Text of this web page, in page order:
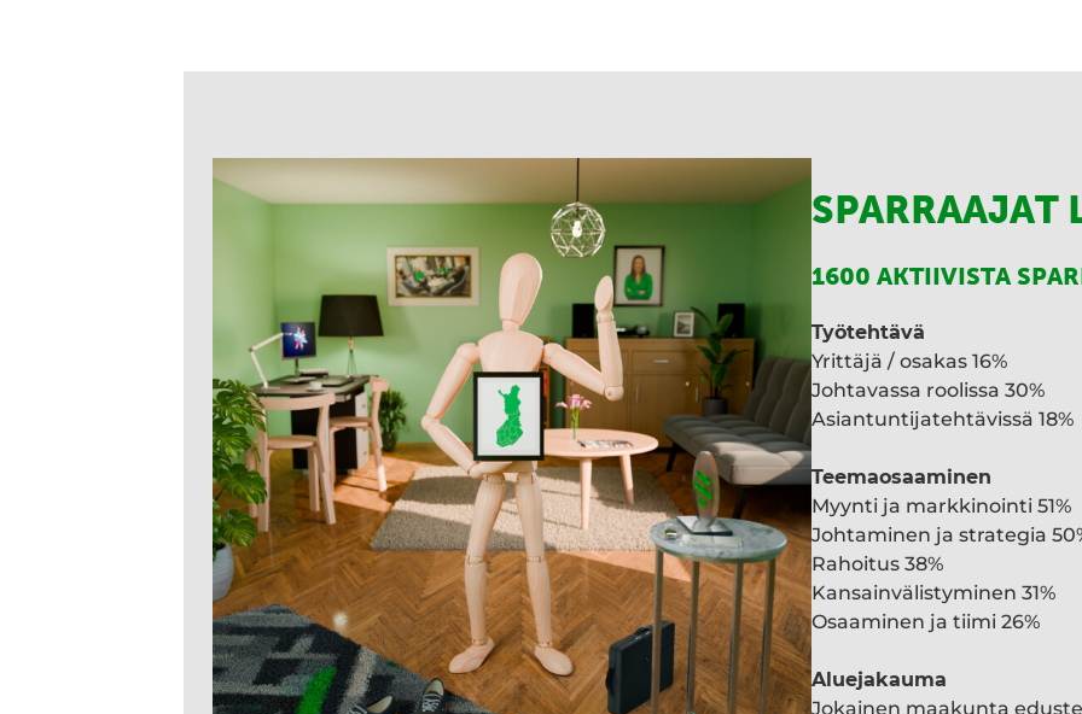
SPARRAAJAT
1600 AKTIIVISTA
Työtehtävä
Yrittäjä / osakas 16%
Johtavassa roolissa 30%
Asiantuntijatehtävissä 18%
Teemaosaaminen
Myynti ja markkinointi 51%
Johtaminen ja strategia
Rahoitus 38%
Kansainvälistyminen 31%
Osaaminen ja tiimi 26%
Aluejakauma
Jokainen maakunta